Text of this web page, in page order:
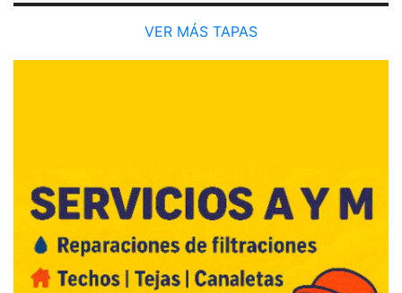
VER MÁS TAPAS